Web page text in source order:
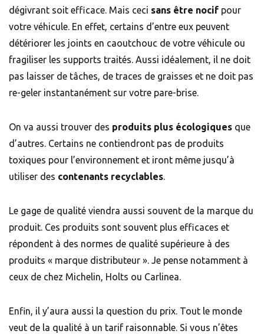
dégivrant soit efficace. Mais ceci sans être nocif pour
votre véhicule. En effet, certains d’entre eux peuvent
détériorer les joints en caoutchouc de votre véhicule ou
fragiliser les supports traités. Aussi idéalement, il ne doit
pas laisser de tâches, de traces de graisses et ne doit pas
re-geler instantanément sur votre pare-brise.
On va aussi trouver des produits plus écologiques que
d’autres. Certains ne contiendront pas de produits
toxiques pour l’environnement et iront même jusqu’à
utiliser des contenants recyclables.
Le gage de qualité viendra aussi souvent de la marque du
produit. Ces produits sont souvent plus efficaces et
répondent à des normes de qualité supérieure à des
produits « marque distributeur ». Je pense notamment à
ceux de chez Michelin, Holts ou Carlinea.
Enfin, il y’aura aussi la question du prix. Tout le monde
veut de la qualité à un tarif raisonnable. Si vous n’êtes